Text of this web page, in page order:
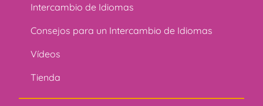
Intercambio de Idiomas
Consejos para un Intercambio de Idiomas
Vídeos
Tienda